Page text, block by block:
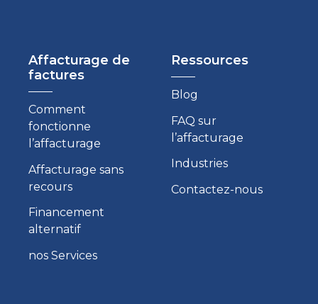
Affacturage de
factures
Comment
fonctionne
l’affacturage
Affacturage sans
recours
Financement
alternatif
nos Services
Ressources
Blog
FAQ sur
l’affacturage
Industries
Contactez-nous